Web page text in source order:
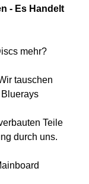
- Es Handelt
mehr?
tauschen
Teile
durch uns.